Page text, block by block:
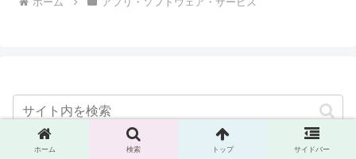
ホーム 検索 トップ サイドバー